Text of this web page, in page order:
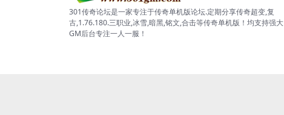
301传奇论坛是一家专注于传奇单机版论坛.定期分享传奇超变,复
古,1.76.180.三职业,冰雪,暗黑,铭文,合击等传奇单机版！均支持强大
GM后台专注一人一服！